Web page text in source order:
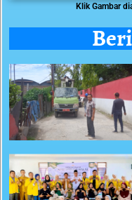
Klik Gambar